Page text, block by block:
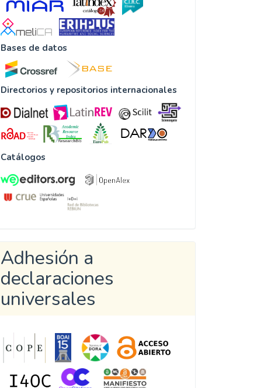
Bases de datos
Directorios y repositorios internacionales
Catálogos
Adhesión a
declaraciones
universales